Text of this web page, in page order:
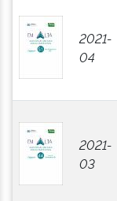
2021-
04
2021-
03